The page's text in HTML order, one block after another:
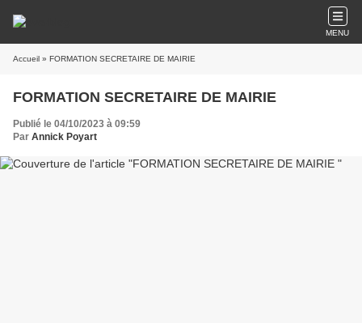
MENU
Accueil » FORMATION SECRETAIRE DE MAIRIE
FORMATION SECRETAIRE DE MAIRIE
Publié le 04/10/2023 à 09:59
Par Annick Poyart